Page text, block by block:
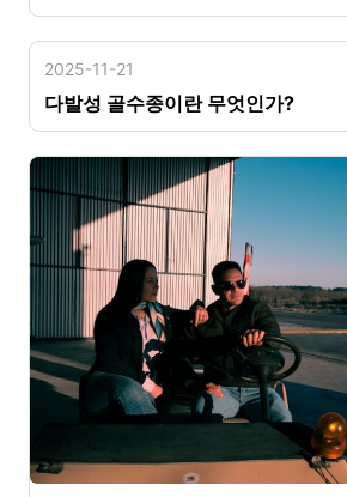
2025-11-21
다발성 골수종이란 무엇인가?